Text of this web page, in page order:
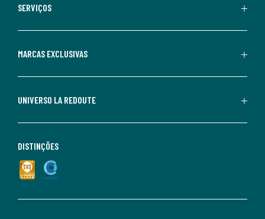
SERVIÇOS
MARCAS EXCLUSIVAS
UNIVERSO LA REDOUTE
DISTINÇÕES